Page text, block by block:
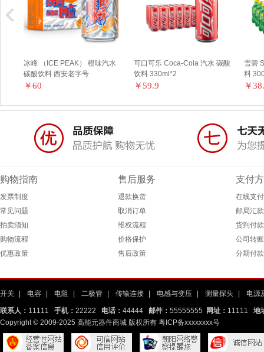
可口可乐 Coca-Cola 汽水 碳酸
饮料 330ml*2
￥59.9
雪碧 Sprite 柠檬味 汽水 碳酸饮
料 300ml*24
￥38.9
珍
购物指南
发票制度
常见问题
拍卖须知
购物流程
优惠政策
售后服务
退款换货
取消订单
维权流程
价格保护
售后政策
支付
在线支付
邮局汇款
货到付款
公司转账
分期付款
开关 | 电容 | 电阻 | 二极管 | 传输连接 | 电感与变压 | 测量探头 | 电源
联系人： 11111 手机： 22222 电话： 44444 邮件： 55555555 网址： 11111 地
Copyright © 2009-2025 高能元器件商城 版权所有 粤ICP备xxxxxxxx号